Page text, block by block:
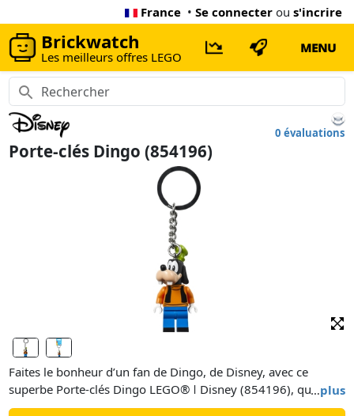
France • Se connecter ou s'incrire
Brickwatch
Les meilleurs offres LEGO
MENU
0 évaluations
Porte-clés Dingo (854196)
…plus
Faites le bonheur d’un fan de Dingo, de Disney, avec ce
superbe Porte-clés Dingo LEGO® ǀ Disney (854196), qui
l’accompagnera dans toutes ses aventures ! Le porte-clés